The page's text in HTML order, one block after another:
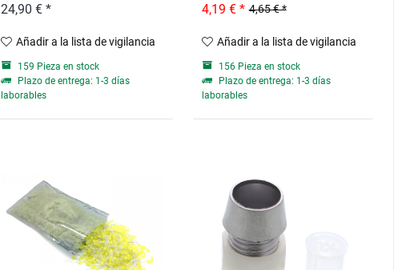
24,90 € *
Añadir a la lista de vigilancia
159 Pieza en stock
Plazo de entrega: 1-3 días
laborables
4,65 € *
4,19 € *
Añadir a la lista de vigilancia
156 Pieza en stock
Plazo de entrega: 1-3 días
laborables